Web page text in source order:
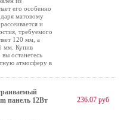
его особенно
матовому
и
требуемого
120 мм, а
мм. Купив
останетесь
атмосферу в
панель 12Вт
236.07 руб